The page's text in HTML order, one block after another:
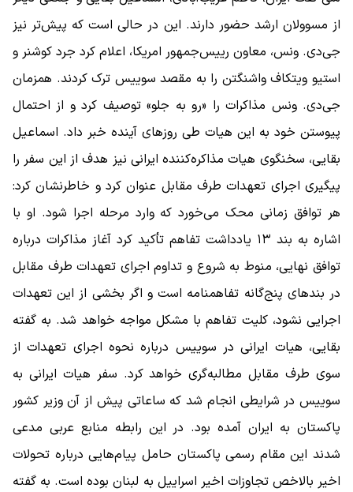
از مسوولان ارشد حضور دارند. این در حالی است که پیش‌تر نیز
جی‌دی. ونس، معاون رییس‌جمهور امریکا، اعلام کرد جرد کوشنر و
استیو ویتکاف واشنگتن را به مقصد سوییس ترک کردند. همزمان
جی‌دی. ونس مذاکرات را «رو به جلو» توصیف کرد و از احتمال
پیوستن خود به این هیات طی روزهای آینده خبر داد. اسماعیل
بقایی، سخنگوی هیات مذاکره‌کننده ایرانی نیز هدف از این سفر را
پیگیری اجرای تعهدات طرف مقابل عنوان کرد و خاطرنشان کرد:
هر توافق زمانی محک می‌خورد که وارد مرحله اجرا شود. او با
اشاره به بند ۱۳ یادداشت تفاهم تأکید کرد آغاز مذاکرات درباره
توافق نهایی، منوط به شروع و تداوم اجرای تعهدات طرف مقابل
در بندهای پنج‌گانه تفاهمنامه است و اگر بخشی از این تعهدات
اجرایی نشود، کلیت تفاهم با مشکل مواجه خواهد شد. به گفته
بقایی، هیات ایرانی در سوییس درباره نحوه اجرای تعهدات از
سوی طرف مقابل مطالبه‌گری خواهد کرد. سفر هیات ایرانی به
سوییس در شرایطی انجام شد که ساعاتی پیش از آن وزیر کشور
پاکستان به ایران آمده بود. در این رابطه منابع عربی مدعی
شدند این مقام رسمی پاکستان حامل پیام‌هایی درباره تحولات
اخیر بالاخص تجاوزات اخیر اسراییل به لبنان بوده است. به گفته